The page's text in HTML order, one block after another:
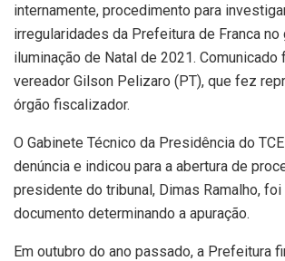
internamente, procedimento para
irregularidades da Prefeitura de Franca no
iluminação de Natal de 2021. Comunicado
vereador Gilson Pelizaro (PT), que fez
órgão fiscalizador.
O Gabinete Técnico da Presidência do
denúncia e indicou para a abertura de
presidente do tribunal, Dimas Ramalho,
documento determinando a apuração.
Em outubro do ano passado, a Prefeitura